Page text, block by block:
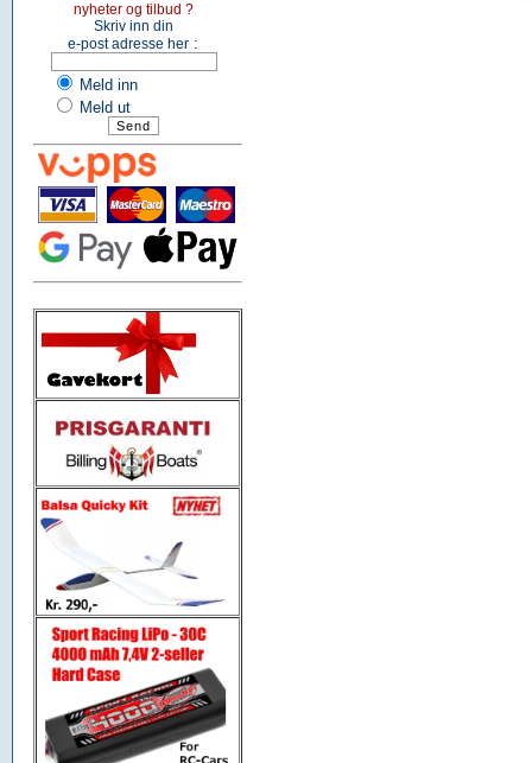
nyheter og tilbud ?
Skriv inn din
e-post adresse her :
Meld inn
Meld ut